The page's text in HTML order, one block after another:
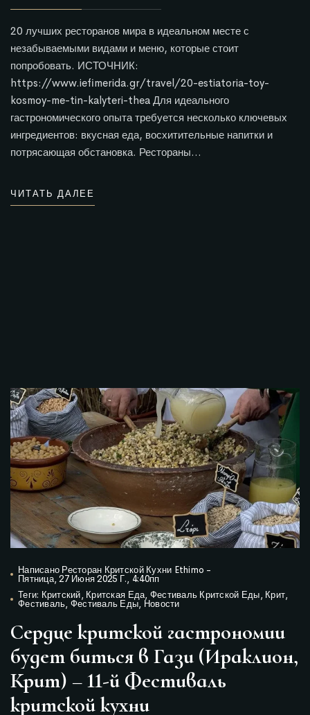
20 лучших ресторанов мира в идеальном месте с
незабываемыми видами и меню, которые стоит
попробовать. ИСТОЧНИК:
https://www.iefimerida.gr/travel/20-estiatoria-toy-
kosmoy-me-tin-kalyteri-thea Для идеального
гастрономического опыта требуется несколько ключевых
ингредиентов: вкусная еда, восхитительные напитки и
потрясающая обстановка. Рестораны…
ЧИТАТЬ ДАЛЕЕ
Написано Ресторан Критской Кухни Ethimo -
Пятница, 27 Июня 2025 Г., 4:40пп
Теги: Критский, Критская Еда, Фестиваль Критской Еды, Крит,
Фестиваль, Фестиваль Еды, Новости
Сердце критской гастрономии
будет биться в Гази (Ираклион,
Крит) – 11-й Фестиваль
критской кухни